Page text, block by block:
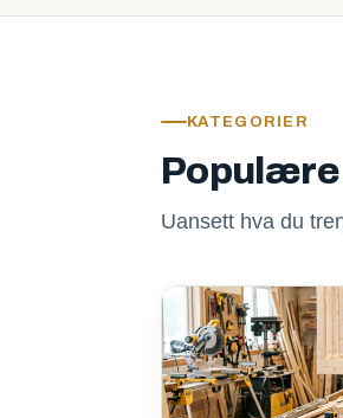
KATEGORIER
Uansett hva du